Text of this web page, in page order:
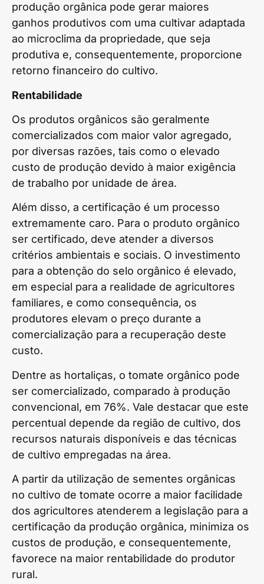
produção orgânica pode gerar maiores
ganhos produtivos com uma cultivar adaptada
ao microclima da propriedade, que seja
produtiva e, consequentemente, proporcione
retorno financeiro do cultivo.
Rentabilidade
Os produtos orgânicos são geralmente
comercializados com maior valor agregado,
por diversas razões, tais como o elevado
custo de produção devido à maior exigência
de trabalho por unidade de área.
Além disso, a certificação é um processo
extremamente caro. Para o produto orgânico
ser certificado, deve atender a diversos
critérios ambientais e sociais. O investimento
para a obtenção do selo orgânico é elevado,
em especial para a realidade de agricultores
familiares, e como consequência, os
produtores elevam o preço durante a
comercialização para a recuperação deste
custo.
Dentre as hortaliças, o tomate orgânico pode
ser comercializado, comparado à produção
convencional, em 76%. Vale destacar que este
percentual depende da região de cultivo, dos
recursos naturais disponíveis e das técnicas
de cultivo empregadas na área.
A partir da utilização de sementes orgânicas
no cultivo de tomate ocorre a maior facilidade
dos agricultores atenderem a legislação para a
certificação da produção orgânica, minimiza os
custos de produção, e consequentemente,
favorece na maior rentabilidade do produtor
rural.